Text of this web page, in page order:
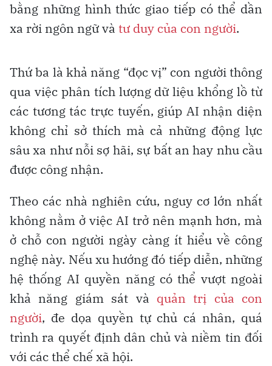
bằng những hình thức giao tiếp có thể dần
xa rời ngôn ngữ và tư duy của con người.
Thứ ba là khả năng “đọc vị” con người thông
qua việc phân tích lượng dữ liệu khổng lồ từ
các tương tác trực tuyến, giúp AI nhận diện
không chỉ sở thích mà cả những động lực
sâu xa như nỗi sợ hãi, sự bất an hay nhu cầu
được công nhận.
Theo các nhà nghiên cứu, nguy cơ lớn nhất
không nằm ở việc AI trở nên mạnh hơn, mà
ở chỗ con người ngày càng ít hiểu về công
nghệ này. Nếu xu hướng đó tiếp diễn, những
hệ thống AI quyền năng có thể vượt ngoài
khả năng giám sát và quản trị của con
người, đe dọa quyền tự chủ cá nhân, quá
trình ra quyết định dân chủ và niềm tin đối
với các thể chế xã hội.